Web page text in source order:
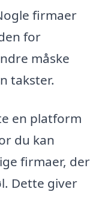
firmaer
for
måske
takster.
en platform
du kan
firmaer, der
Dette giver